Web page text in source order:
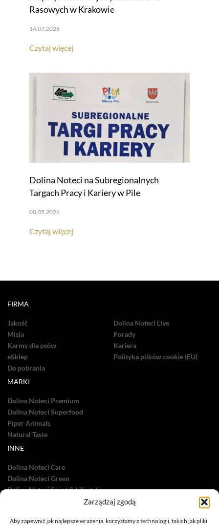
Zarządzaj zgodą
Aby zapewnić jak najlepsze wrażenia, korzystamy z technologii, takich jak pliki
Rasowych w Krakowie
14.07.2026
Czytaj więcej
Dolina Noteci na Subregionalnych
Targach Pracy i Kariery w Pile
08.05.2026
Czytaj więcej
FIRMA
Jakość
Misja
Karmy dla psów
eSklep
Do pobrania
Dolina Noteci Live
Porady
Kariera
Polityka plików cookie (EU)
MARKI
Dolina Noteci Premium
Dolina Noteci Superfood
Piper Animals
Natural Taste
INNE
Dolina Noteci Care
Dolina Noteci Green
Dolina Noteci Sport & Lifestyle